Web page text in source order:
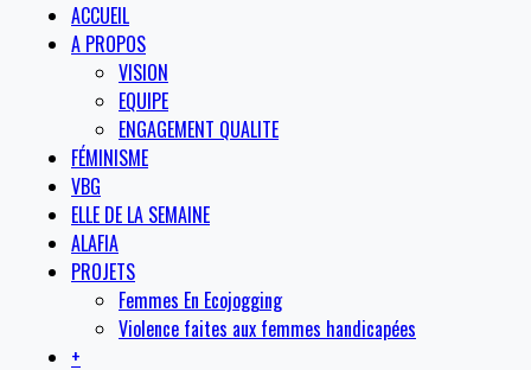
ACCUEIL
A PROPOS
VISION
EQUIPE
ENGAGEMENT QUALITE
FÉMINISME
VBG
ELLE DE LA SEMAINE
ALAFIA
PROJETS
Femmes En Ecojogging
Violence faites aux femmes handicapées
+